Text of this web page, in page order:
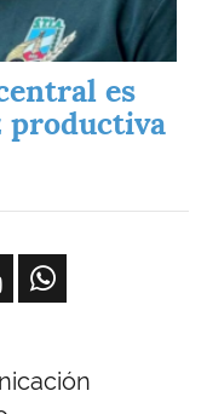
es
productiva